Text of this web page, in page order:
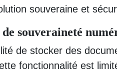
souveraine et
souveraineté
de stocker des
fonctionnalité est